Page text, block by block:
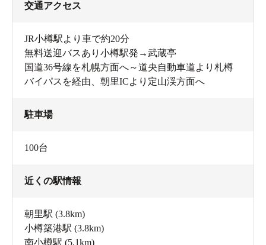
交通アクセス
JR小樽駅より車で約20分
無料送迎バスあり小樽駅発→武蔵亭
国道36号線を札幌方面へ～道央自動車道より札樽
バイパスを経由、朝里ICより定山渓方面へ
駐車場
100台
近くの駅情報
朝里駅 (3.8km)
小樽築港駅 (3.8km)
南小樽駅 (5.1km)